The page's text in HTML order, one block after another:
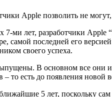
Apple позволить не
ми лет, разработчики
самой последней его
своего успеха.
В основном все они
то есть до появления новой
5 лет, поскольку